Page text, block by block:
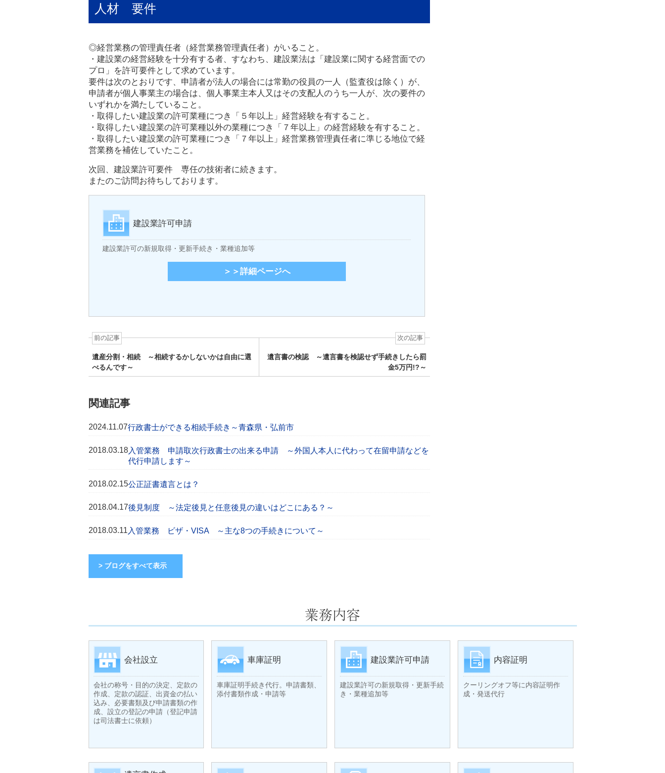
人材 要件
◎経営業務の管理責任者（経営業務管理責任者）がいること。
・建設業の経営経験を十分有する者、すなわち、建設業法は「建設業に関する経営面での
プロ」を許可要件として求めています。
要件は次のとおりです、申請者が法人の場合には常勤の役員の一人（監査役は除く）が、
申請者が個人事業主の場合は、個人事業主本人又はその支配人のうち一人が、次の要件の
いずれかを満たしていること。
・取得したい建設業の許可業種につき「５年以上」経営経験を有すること。
・取得したい建設業の許可業種以外の業種につき「７年以上」の経営経験を有すること。
・取得したい建設業の許可業種につき「７年以上」経営業務管理責任者に準じる地位で経
営業務を補佐していたこと。
次回、建設業許可要件 専任の技術者に続きます。
またのご訪問お待ちしております。
建設業許可申請
建設業許可の新規取得・更新手続き・業種追加等
＞＞詳細ページへ
前の記事
遺産分割・相続 ～相続するかしないかは自由に選
べるんです～
次の記事
遺言書の検認 ～遺言書を検認せず手続きしたら罰
金5万円!?～
関連記事
2024.11.07行政書士ができる相続手続き～青森県・弘前市
2018.03.18入管業務 申請取次行政書士の出来る申請 ～外国人本人に代わって在留申請などを
代行申請します～
2018.02.15公正証書遺言とは？
2018.04.17後見制度 ～法定後見と任意後見の違いはどこにある？～
2018.03.11入管業務 ビザ・VISA ～主な8つの手続きについて～
> ブログをすべて表示
会社設立
会社の称号・目的の決定、定款の
作成、定款の認証、出資金の払い
込み、必要書類及び申請書類の作
成、設立の登記の申請（登記申請
は司法書士に依頼）
車庫証明
車庫証明手続き代行。申請書類、
添付書類作成・申請等
建設業許可申請
建設業許可の新規取得・更新手続
き・業種追加等
内容証明
クーリングオフ等に内容証明作
成・発送代行